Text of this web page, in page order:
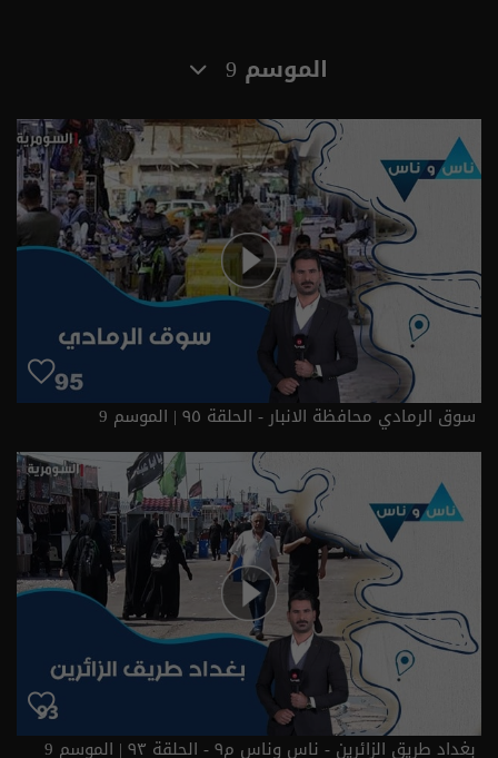
الموسم 9
سوق الرمادي محافظة الانبار - الحلقة ٩٥ | الموسم 9
بغداد طريق الزائرين - ناس وناس م٩ - الحلقة ٩٣ | الموسم 9